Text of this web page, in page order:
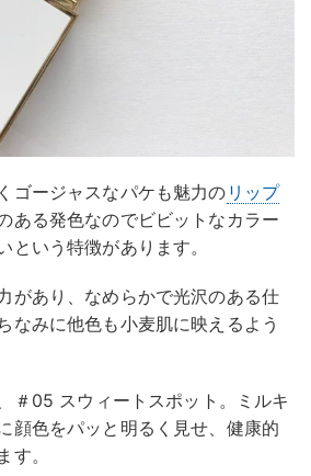
ゴージャスなパケも魅力の リップ
ある発色なのでビビットなカラー
という特徴があります。
があり、なめらかで光沢のある仕
なみに他色も小麦肌に映えるよう
＃05 スウィートスポット。ミルキ
顔色をパッと明るく見せ、健康的
す。